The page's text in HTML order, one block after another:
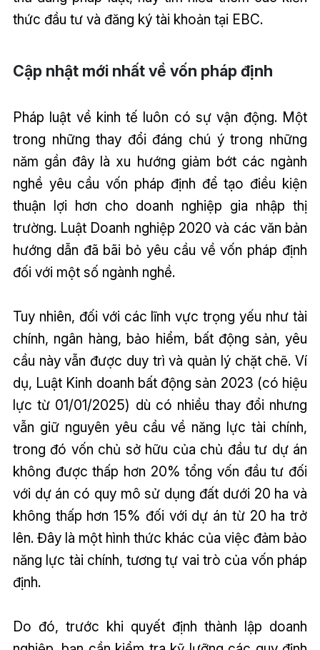
thức đầu tư và đăng ký tài khoản tại EBC.
Cập nhật mới nhất về vốn pháp định
Pháp luật về kinh tế luôn có sự vận động. Một
trong những thay đổi đáng chú ý trong những
năm gần đây là xu hướng giảm bớt các ngành
nghề yêu cầu vốn pháp định để tạo điều kiện
thuận lợi hơn cho doanh nghiệp gia nhập thị
trường. Luật Doanh nghiệp 2020 và các văn bản
hướng dẫn đã bãi bỏ yêu cầu về vốn pháp định
đối với một số ngành nghề.
Tuy nhiên, đối với các lĩnh vực trọng yếu như tài
chính, ngân hàng, bảo hiểm, bất động sản, yêu
cầu này vẫn được duy trì và quản lý chặt chẽ. Ví
dụ, Luật Kinh doanh bất động sản 2023 (có hiệu
lực từ 01/01/2025) dù có nhiều thay đổi nhưng
vẫn giữ nguyên yêu cầu về năng lực tài chính,
trong đó vốn chủ sở hữu của chủ đầu tư dự án
không được thấp hơn 20% tổng vốn đầu tư đối
với dự án có quy mô sử dụng đất dưới 20 ha và
không thấp hơn 15% đối với dự án từ 20 ha trở
lên. Đây là một hình thức khác của việc đảm bảo
năng lực tài chính, tương tự vai trò của vốn pháp
định.
Do đó, trước khi quyết định thành lập doanh